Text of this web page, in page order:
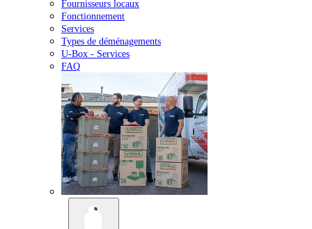
Fournisseurs locaux
Fonctionnement
Services
Types de déménagements
U-Box - Services
FAQ